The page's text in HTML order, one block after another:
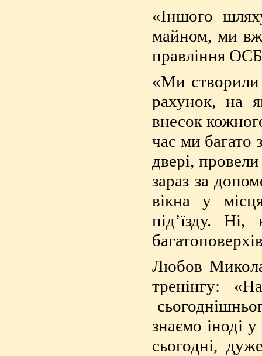
«Іншого
майном, ми
правління
«Ми створили
рахунок, на
внесок
час ми багато
двері,
зараз за
вікна у
під’їзду.
Любов
тренінгу:
знаємо іноді
сьогодні,